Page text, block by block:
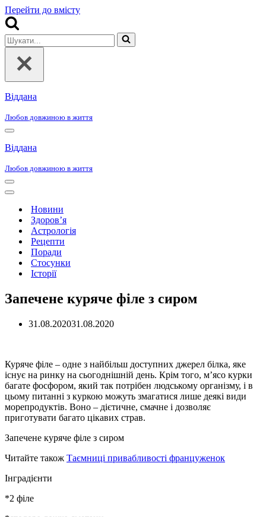
Перейти до вмісту
Шукати...
Віддана
Любов довжиною в життя
Меню
навігації
Віддана
Любов довжиною в життя
Меню
навігації
Меню
навігаціїНовини
Здоров’я
Астрологія
Рецепти
Поради
Стосунки
Історії
Запечене куряче філе з сиром
31.08.202031.08.2020
Куряче філе – одне з найбільш доступних джерел білка, яке
існує на ринку на сьогоднішній день. Крім того, м’ясо курки
багате фосфором, який так потрібен людському організму, і в
цьому питанні з куркою можуть змагатися лише деякі види
морепродуктів. Воно – дієтичне, смачне і дозволяє
приготувати багато цікавих страв.
Запечене куряче філе з сиром
Читайте також Таємниці привабливості француженок
Інградієнти
*2 філе